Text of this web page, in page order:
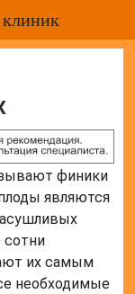
финики
являются
сотни
их самым
необходимые